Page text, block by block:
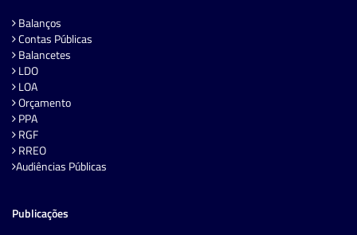
Balanços
Contas Públicas
Balancetes
LDO
LOA
Orçamento
PPA
RGF
RREO
Audiências Públicas
Publicações